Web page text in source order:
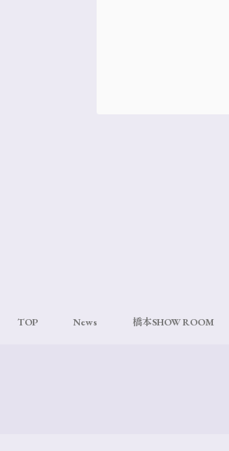
TOP News 橋本SHOW ROOM